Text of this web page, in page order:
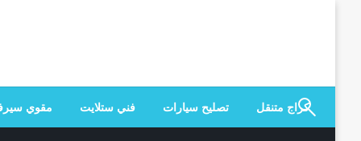
كراج متنقل
تصليح سيارات فني ستلايت مقوي